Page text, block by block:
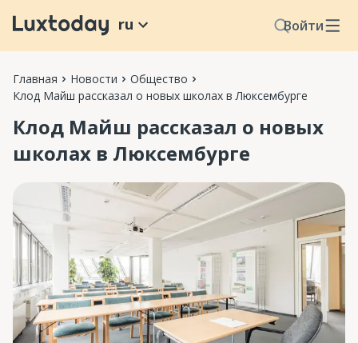
Войти
ru
Главная Новости
Общество
Клод Майш рассказал о новых школах в Люксембурге
Клод Майш рассказал о новых
школах в Люксембурге